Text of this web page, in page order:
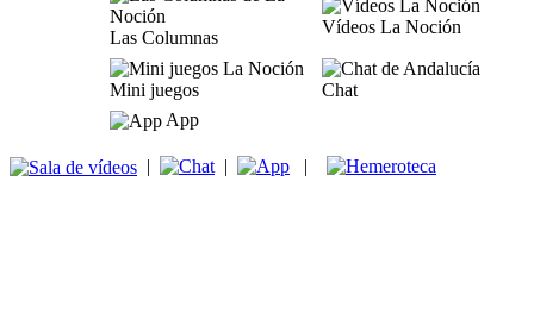
Las Columnas
Vídeos La Noción
Mini juegos
Chat
App
| | |